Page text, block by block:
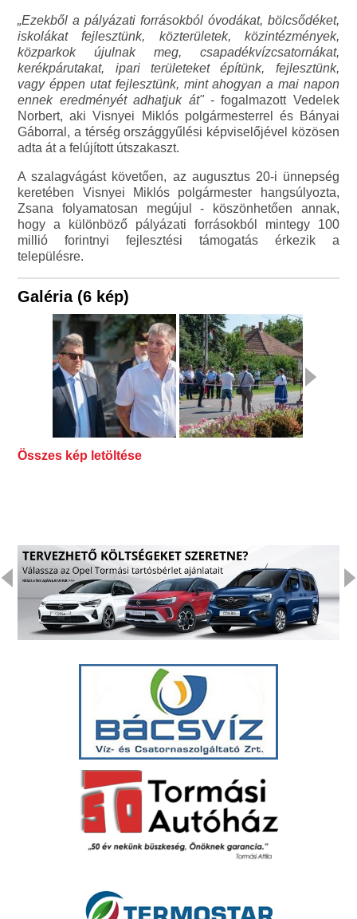
„Ezekből a pályázati forrásokból óvodákat, bölcsődéket,
iskolákat fejlesztünk, közterületek, közintézmények,
közparkok újulnak meg, csapadékvízcsatornákat,
kerékpárutakat, ipari területeket építünk, fejlesztünk,
vagy éppen utat fejlesztünk, mint ahogyan a mai napon
ennek eredményét adhatjuk át"- fogalmazott Vedelek
Norbert, aki Visnyei Miklós polgármesterrel és Bányai
Gáborral, a térség országgyűlési képviselőjével közösen
adta át a felújított útszakaszt.
A szalagvágást követően, az augusztus 20-i ünnepség
keretében Visnyei Miklós polgármester hangsúlyozta,
Zsana folyamatosan megújul - köszönhetően annak,
hogy a különböző pályázati forrásokból mintegy 100
millió forintnyi fejlesztési támogatás érkezik a
településre.
Galéria (6 kép)
Összes kép letöltése